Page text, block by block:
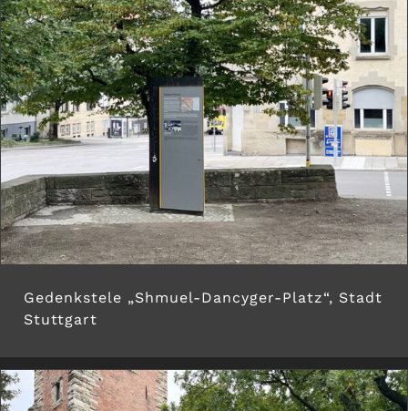
Gedenkstele „Shmuel-Dancyger-Platz“, Stadt
Stuttgart